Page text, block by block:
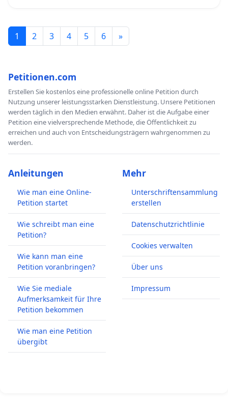
1 2 3 4 5 6 »
Petitionen.com
Erstellen Sie kostenlos eine professionelle online Petition durch
Nutzung unserer leistungsstarken Dienstleistung. Unsere Petitionen
werden täglich in den Medien erwähnt. Daher ist die Aufgabe einer
Petition eine vielversprechende Methode, die Öffentlichkeit zu
erreichen und auch von Entscheidungsträgern wahrgenommen zu
werden.
Anleitungen
Wie man eine Online-
Petition startet
Wie schreibt man eine
Petition?
Wie kann man eine
Petition voranbringen?
Wie Sie mediale
Aufmerksamkeit für Ihre
Petition bekommen
Wie man eine Petition
übergibt
Mehr
Unterschriftensammlung
erstellen
Datenschutzrichtlinie
Cookies verwalten
Über uns
Impressum